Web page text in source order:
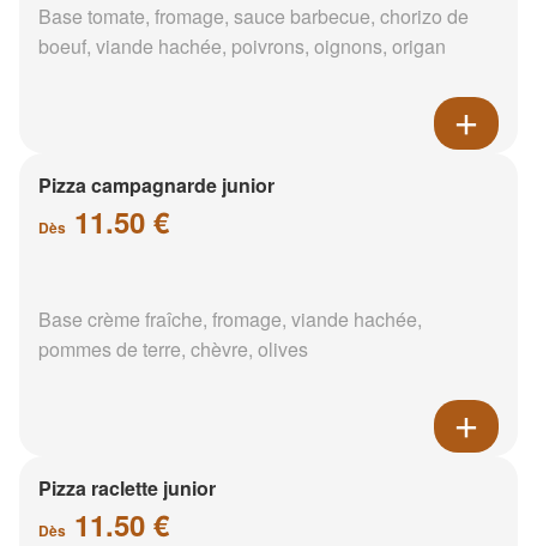
Base tomate, fromage, sauce barbecue, chorizo de
boeuf, viande hachée, poivrons, oignons, origan
Pizza campagnarde junior
Dès 11.50 €
Base crème fraîche, fromage, viande hachée,
pommes de terre, chèvre, olives
Pizza raclette junior
Dès 11.50 €